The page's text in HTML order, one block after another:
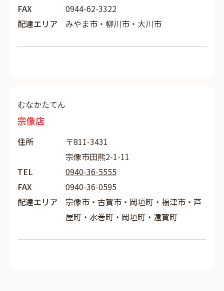
FAX
0944-62-3322
配達エリア
みやま市・柳川市・大川市
むなかたてん
宗像店
住所
〒811-3431
宗像市田熊2-1-11
TEL
0940-36-5555
FAX
0940-36-0595
配達エリア
宗像市・古賀市・岡垣町・福津市・芦
屋町・水巻町・岡垣町・遠賀町